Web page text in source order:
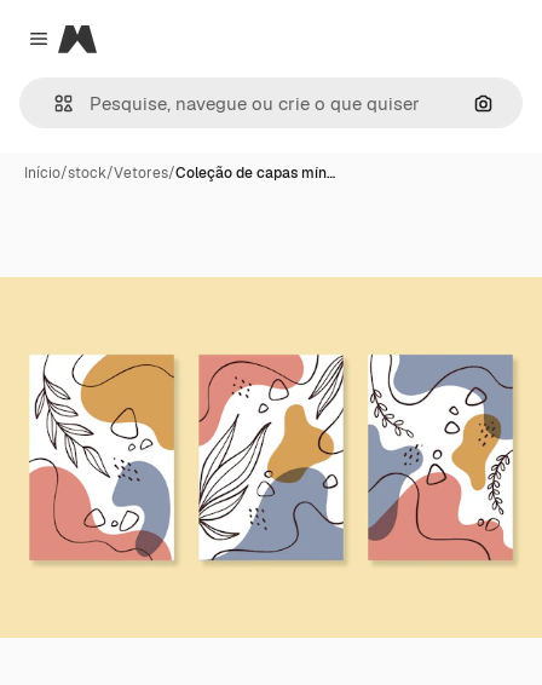
Close menu
Magnific
Início/stock/Vetores/Coleção de capas mín…